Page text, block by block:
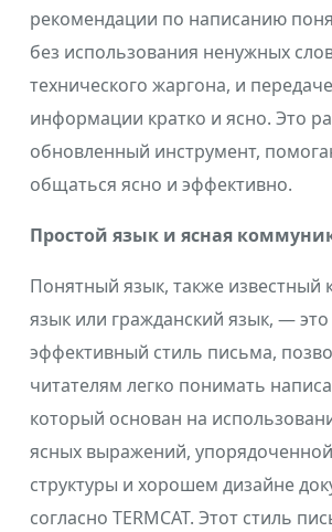
рекомендации по написанию
без использования ненужных
технического жаргона, и
информации кратко и ясно. Это
обновленный инструмент,
общаться ясно и эффективно.
Простой язык и ясная
Понятный язык, также известный
язык или гражданский язык, —
эффективный стиль письма,
читателям легко понимать
который основан на
ясных выражений,
структуры и хорошем дизайне
согласно TERMCAT. Этот стиль